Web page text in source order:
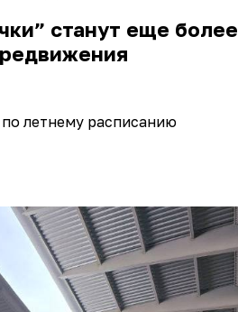
станут еще более
летнему расписанию